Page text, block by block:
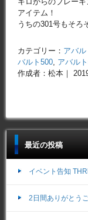
アイテム！
うちの301号もそろ
カテゴリー： アバル
バルト500 アバル
作成者：松本｜
最近の投稿
イベント告知
2日間ありがとう